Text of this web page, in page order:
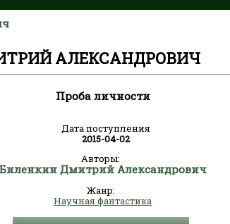
АЛЕКСАНДРОВИЧ
Проба личности
Дата поступления
2015-04-02
Авторы:
Биленкин Дмитрий Александрович
Жанр:
Научная фантастика